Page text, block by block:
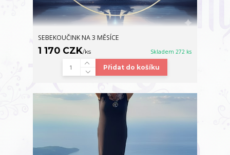
SEBEKOUČINK NA 3 MĚSÍCE
1 170 CZK/ks Skladem 272 ks
Přidat do košíku